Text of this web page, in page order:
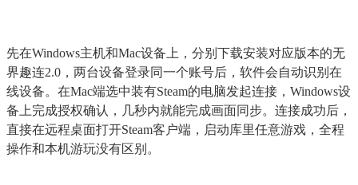
先在Windows主机和Mac设备上，分别下载安装对应版本的无
界趣连2.0，两台设备登录同一个账号后，软件会自动识别在
线设备。在Mac端选中装有Steam的电脑发起连接，Windows设
备上完成授权确认，几秒内就能完成画面同步。连接成功后，
直接在远程桌面打开Steam客户端，启动库里任意游戏，全程
操作和本机游玩没有区别。